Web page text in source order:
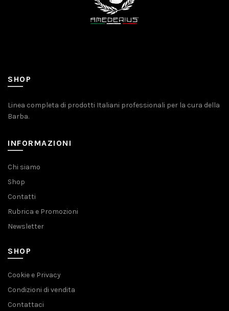
SHOP
Linea completa di prodotti Italiani professionali per la cura della
Barba.
INFORMAZIONI
Chi siamo
Shop
Contatti
Rubrica e Promozioni
Newsletter
SHOP
Cookie e Privacy
Condizioni di vendita
Contattaci